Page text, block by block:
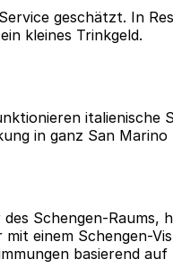
geschätzt. In
kleines Trinkgeld.
italienische
in ganz San
Schengen-
einem Schengen-
basierend